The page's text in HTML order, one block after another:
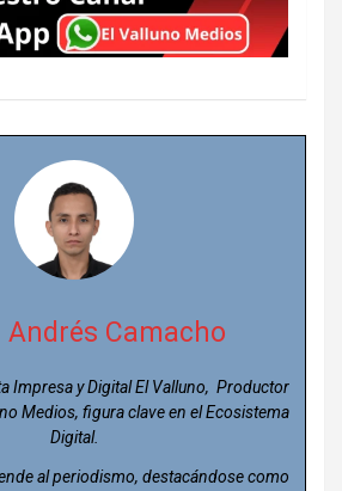
Camacho
Impresa y Digital El Valluno, Productor
Medios, figura clave en el Ecosistema
Digital.
al periodismo, destacándose como